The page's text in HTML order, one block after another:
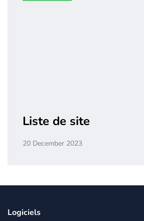
Liste de site
20 December 2023
Logiciels